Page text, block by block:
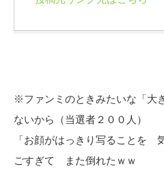
※ファンミのときみたいな「大
ないから（当選者２００人）
「お顔がはっきり写ることを
ごすぎて また倒れたｗｗ